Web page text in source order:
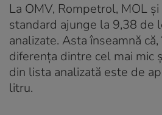
La OMV, Rompetrol, MOL
standard ajunge la 9,38 de
analizate. Asta înseamnă
diferența dintre cel mai mic
din lista analizată este de
litru.